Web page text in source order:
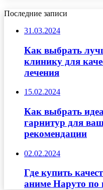
Последние записи
31.03.2024
Как выбрать
клинику для
лечения
15.02.2024
Как выбрать
гарнитур для
рекомендации
02.02.2024
Где купить
аниме Наруто по